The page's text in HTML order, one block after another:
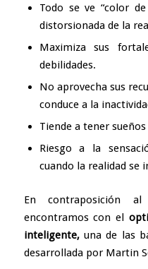
Todo se ve “color
distorsionada de la
Maximiza sus
debilidades.
No aprovecha sus
conduce a la
Tiende a tener
Riesgo a la
cuando la realidad se
En contraposición
encontramos con el
inteligente,una de las
desarrollada por Martin